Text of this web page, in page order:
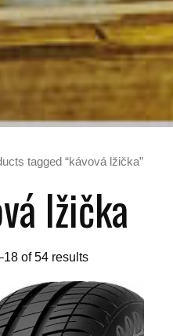
tagged “kávová lžička”
lžička
of 54 results